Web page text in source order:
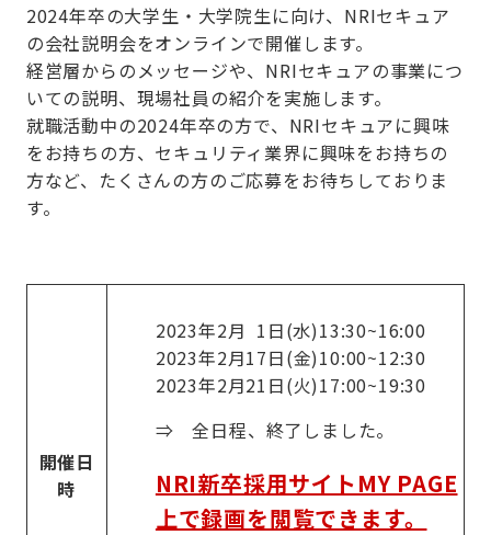
2024年卒の大学生・大学院生に向け、NRIセキュア
の会社説明会をオンラインで開催します。
経営層からのメッセージや、NRIセキュアの事業につ
いての説明、現場社員の紹介を実施します。
就職活動中の2024年卒の方で、NRIセキュアに興味
をお持ちの方、セキュリティ業界に興味をお持ちの
方など、たくさんの方のご応募をお待ちしておりま
す。
開催日
時
2023年2月 1日(水)13:30~16:00
2023年2月17日(金)10:00~12:30
2023年2月21日(火)17:00~19:30
⇒ 全日程、終了しました。
NRI新卒採用サイトMY PAGE
上で録画を閲覧できます。